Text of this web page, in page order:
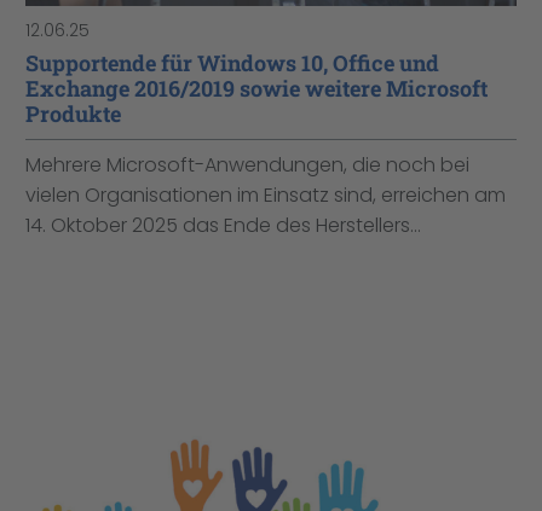
12.06.25
Supportende für Windows 10, Office und
Exchange 2016/2019 sowie weitere Microsoft
Produkte
Mehrere Microsoft-Anwendungen, die noch bei
vielen Organisationen im Einsatz sind, erreichen am
14. Oktober 2025 das Ende des Herstellers...